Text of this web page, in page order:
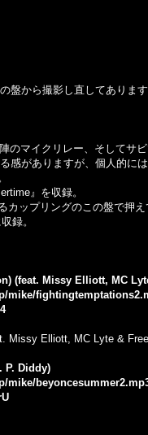
盤から撮影し直してありま
のマイクリレー、そしてサ
感がありますが、個人的に
』を収録。
カップリングのこの盤で押
録。
(feat. Missy Elliott, MC
mike/
Missy Elliott, MC Lyte &
P. Diddy)
mike/